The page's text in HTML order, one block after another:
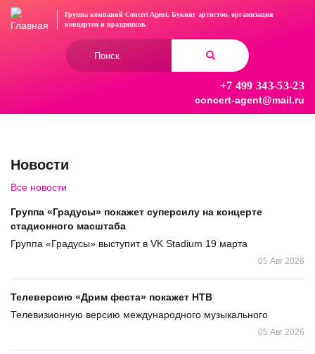
Перейти
Группа компаний Concert Agent. Букинг артистов, организация
концертови праздников.
+7 499 343-53-23
concert-agent@mail.ru
Новости
Все новости
Группа «Градусы» покажет суперсилу на концерте
стадионного масштаба
Группа «Градусы» выступит в VK Stadium 19 марта
05 Авг 2026
Телеверсию «Дрим феста» покажет НТВ
Телевизионную версию международного музыкального
05 Авг 2026